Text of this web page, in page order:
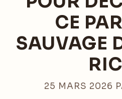
CE
SAUVAGE
25 MARS 2026